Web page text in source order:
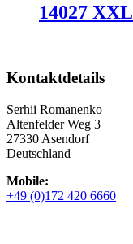
14027 XXL
Kontaktdetails
Serhii Romanenko
Altenfelder Weg 3
27330 Asendorf
Deutschland
Mobile:
+49 (0)172 420 6660